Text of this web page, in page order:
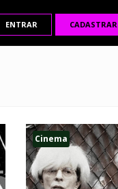
ENTRAR CADASTRAR
Cinema